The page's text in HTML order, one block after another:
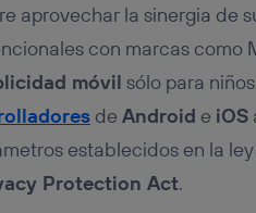
aprovechar la sinergia de
con marcas como
móvil sólo para
de Android e iOS
establecidos en la
Protection Act.